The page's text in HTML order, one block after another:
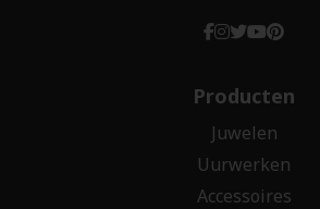
Producten
Juwelen
Uurwerken
Accessoires